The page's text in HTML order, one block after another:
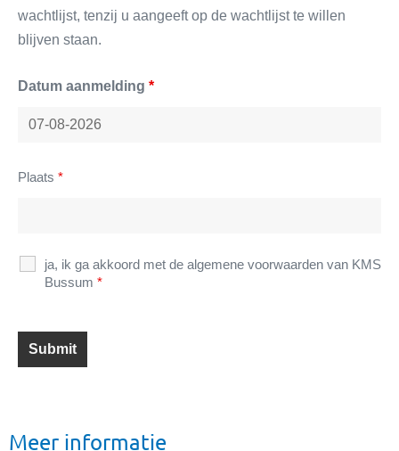
wachtlijst, tenzij u aangeeft op de wachtlijst te willen
blijven staan.
Datum aanmelding *
Plaats *
ja, ik ga akkoord met de algemene voorwaarden van KMS
Bussum *
Meer informatie